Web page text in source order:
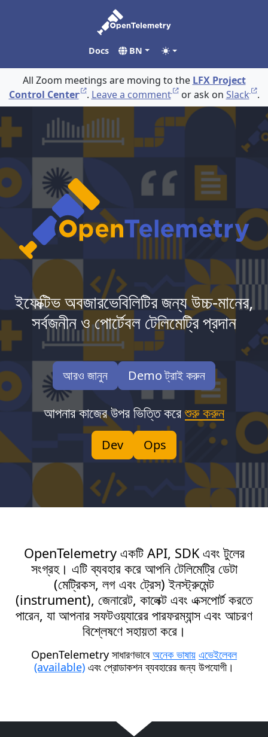
Docs BN
All Zoom meetings are moving to the LFX Project
Control Center . Leave a comment or ask on Slack .
ইফেক্টিভ অবজারভেবিলিটির জন্য উচ্চ-মানের,
সর্বজনীন ও পোর্টেবল টেলিমেট্রি প্রদান
আরও জানুন Demo ট্রাই করুন
আপনার কাজের উপর ভিত্তি করেশুরু করুন
Dev Ops
OpenTelemetry একটি API, SDK এবং টুলের
সংগ্রহ। এটি ব্যবহার করে আপনি টেলিমেট্রি ডেটা
(মেট্রিকস, লগ এবং ট্রেস) ইনস্ট্রুমেন্ট
(instrument), জেনারেট, কালেক্ট এবং এক্সপোর্ট করতে
পারেন, যা আপনার সফটওয়্যারের পারফরম্যান্স এবং আচরণ
বিশ্লেষণে সহায়তা করে।
OpenTelemetry সাধারণভাবেঅনেক ভাষায় এভেইলেবল
(available) এবং প্রোডাকশন ব্যবহারের জন্য উপযোগী।